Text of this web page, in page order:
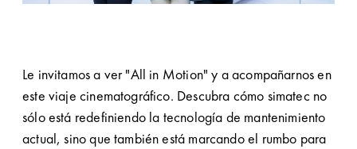
Le invitamos a ver "All in Motion" y a acompañarnos en
este viaje cinematográfico. Descubra cómo simatec no
sólo está redefiniendo la tecnología de mantenimiento
actual, sino que también está marcando el rumbo para